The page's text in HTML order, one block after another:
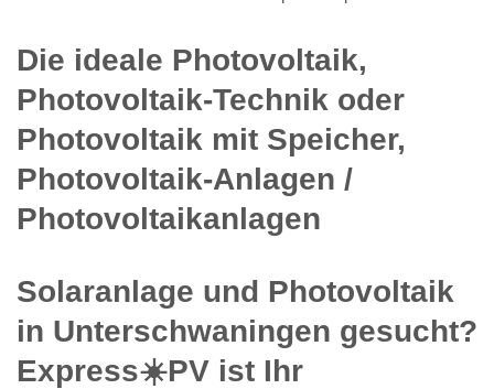
Die ideale Photovoltaik,
Photovoltaik-Technik oder
Photovoltaik mit Speicher,
Photovoltaik-Anlagen /
Photovoltaikanlagen
Solaranlage und Photovoltaik
in Unterschwaningen gesucht?
Express☀️PV️ ist Ihr